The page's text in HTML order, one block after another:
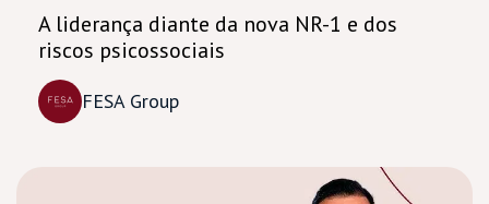
A liderança diante da nova NR-1 e dos
riscos psicossociais
FESA Group